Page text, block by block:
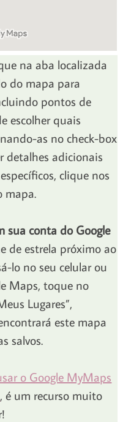
na aba localizada
do mapa para
pontos de
escolher quais
as no check-box
detalhes adicionais
clique nos
mapa.
sua conta do Google
de estrela próximo ao
lo no seu celular ou
Maps, toque no
Lugares”,
este mapa
salvos.
o Google MyMaps
, é um recurso muito